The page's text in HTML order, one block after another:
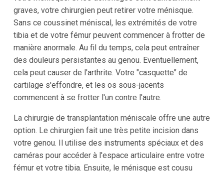
graves, votre chirurgien peut retirer votre ménisque.
Sans ce coussinet méniscal, les extrémités de votre
tibia et de votre fémur peuvent commencer à frotter de
manière anormale. Au fil du temps, cela peut entraîner
des douleurs persistantes au genou. Eventuellement,
cela peut causer de l'arthrite. Votre "casquette" de
cartilage s'effondre, et les os sous-jacents
commencent à se frotter l'un contre l'autre.
La chirurgie de transplantation méniscale offre une autre
option. Le chirurgien fait une très petite incision dans
votre genou. Il utilise des instruments spéciaux et des
caméras pour accéder à l'espace articulaire entre votre
fémur et votre tibia. Ensuite, le ménisque est cousu